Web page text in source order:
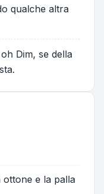
qualche altra
Dim, se della
ottone e la palla